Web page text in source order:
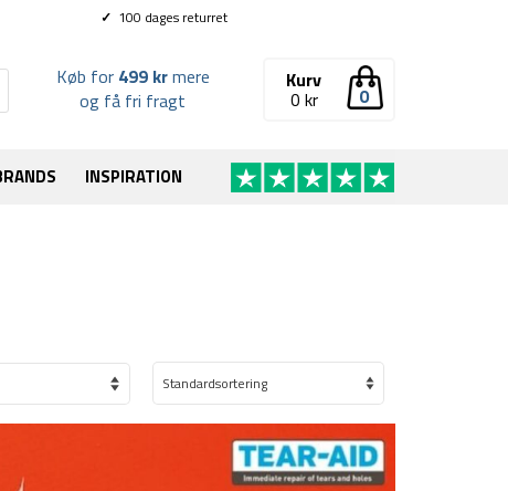
✓ 100 dages returret
0
Kurv
0 kr
Køb for 499 krmere
og få fri fragt
INSPIRATION